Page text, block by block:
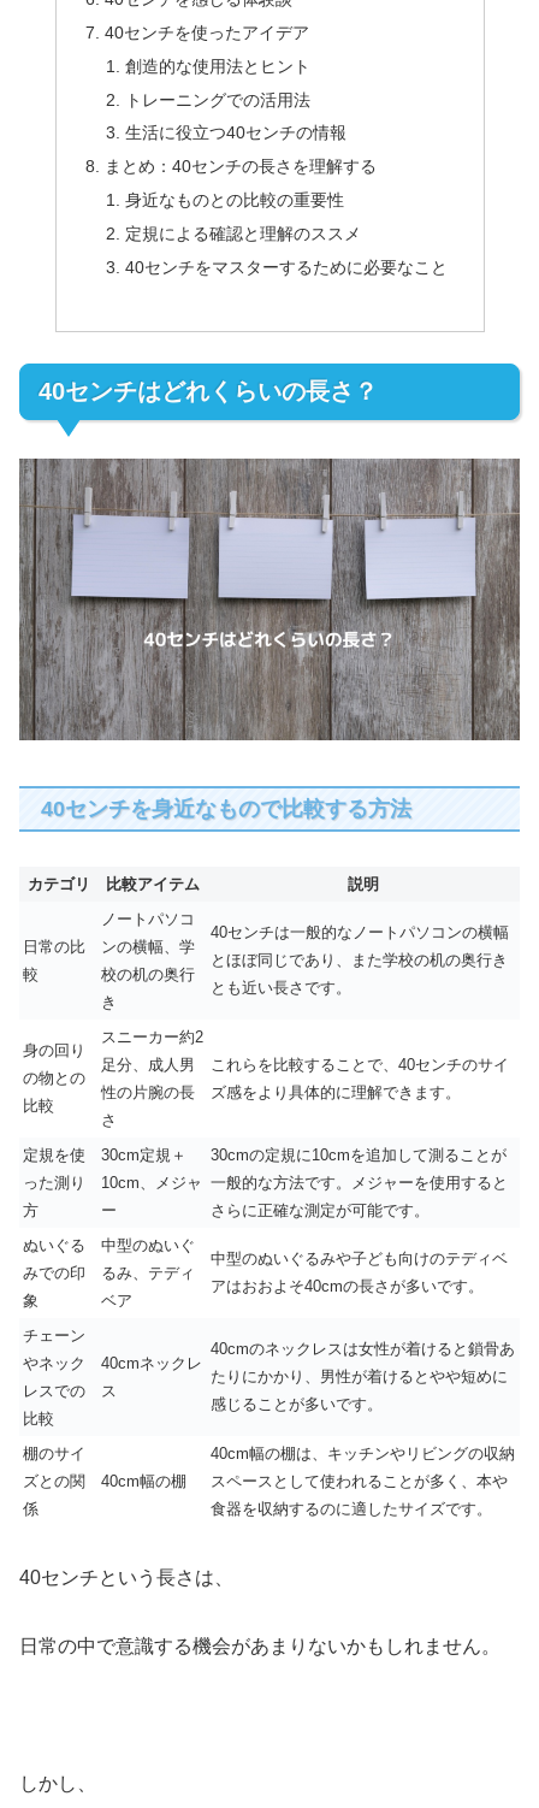
40センチを使ったアイデア
創造的な使用法とヒント
トレーニングでの活用法
生活に役立つ40センチの情報
まとめ：40センチの長さを理解する
身近なものとの比較の重要性
定規による確認と理解のススメ
40センチをマスターするために必要なこと
40センチはどれくらいの長さ？
40センチを身近なもので比較する方法
カテゴリ 比較アイテム 説明
日常の比
較
ノートパソコ
ンの横幅、学
校の机の奥行
き
40センチは一般的なノートパソコンの横幅
とほぼ同じであり、また学校の机の奥行き
とも近い長さです。
身の回り
の物との
比較
スニーカー約2
足分、成人男
性の片腕の長
さ
これらを比較することで、40センチのサイ
ズ感をより具体的に理解できます。
定規を使
った測り
方
30cm定規＋
10cm、メジャ
ー
30cmの定規に10cmを追加して測ることが
一般的な方法です。メジャーを使用すると
さらに正確な測定が可能です。
ぬいぐる
みでの印
象
中型のぬいぐ
るみ、テディ
ベア
中型のぬいぐるみや子ども向けのテディベ
アはおおよそ40cmの長さが多いです。
チェーン
やネック
レスでの
比較
40cmネックレ
ス
40cmのネックレスは女性が着けると鎖骨あ
たりにかかり、男性が着けるとやや短めに
感じることが多いです。
棚のサイ
ズとの関
係
40cm幅の棚
40cm幅の棚は、キッチンやリビングの収納
スペースとして使われることが多く、本や
食器を収納するのに適したサイズです。
40センチという長さは、
日常の中で意識する機会があまりないかもしれません。
しかし、